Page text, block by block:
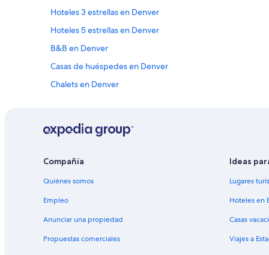
Hoteles 3 estrellas en Denver
Hoteles 5 estrellas en Denver
B&B en Denver
Casas de huéspedes en Denver
Chalets en Denver
Hoteles con casino en Denver
Hoteles con spa en Denver
Hoteles con bar en Denver
Compañía
Quiénes somos
Empleo
Anunciar una propiedad
Propuestas comerciales
Ideas
Lugares
Hoteles en
Casas
Viajes a